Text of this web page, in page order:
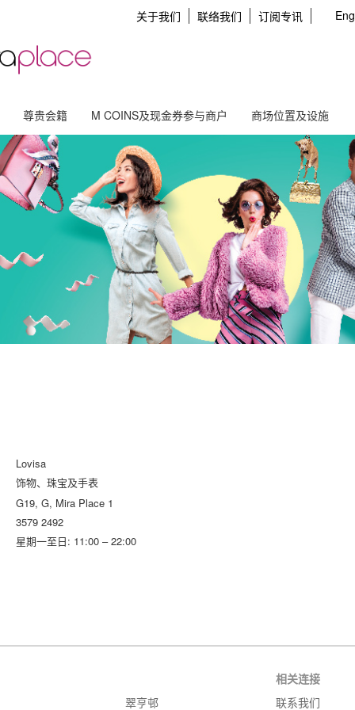
Eng
关于我们 联络我们 订阅专讯
尊贵会籍 M COINS及现金券参与商户 商场位置及设施
Lovisa
饰物、珠宝及手表
G19, G, Mira Place 1
3579 2492
星期一至日: 11:00 – 22:00
翠亨邨
相关连接
联系我们